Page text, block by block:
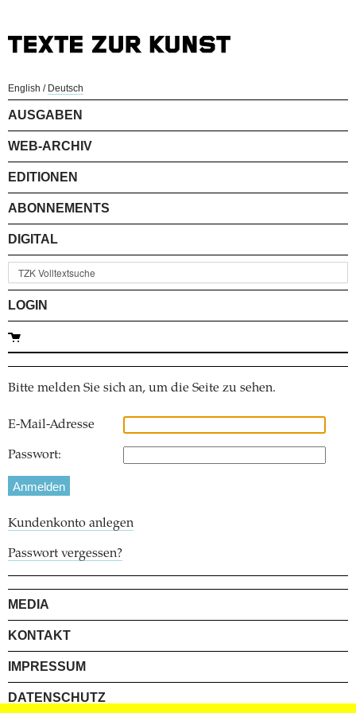
English / Deutsch
AUSGABEN
WEB-ARCHIV
EDITIONEN
ABONNEMENTS
DIGITAL
LOGIN
Bitte melden Sie sich an, um die Seite zu sehen.
E-Mail-Adresse
Passwort:
Kundenkonto anlegen
Passwort vergessen?
MEDIA
KONTAKT
IMPRESSUM
DATENSCHUTZ